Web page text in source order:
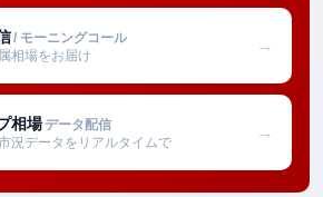
/ モーニングコール
相場をお届け
→
相場 データ配信
況データをリアルタイムで
→